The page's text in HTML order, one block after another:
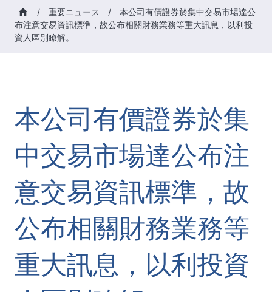
/ 重要ニュース /
本公司有價證券於集中交易市場達公
布注意交易資訊標準，故公布相關財務業務等重大訊息，以利投
資人區別瞭解。
本公司有價證券於集
中交易市場達公布注
意交易資訊標準，故
公布相關財務業務等
重大訊息，以利投資